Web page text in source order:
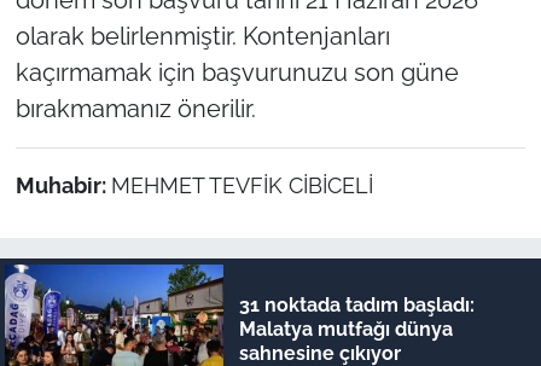
olarak belirlenmiştir. Kontenjanları
kaçırmamak için başvurunuzu son güne
bırakmamanız önerilir.
Muhabir: MEHMET TEVFİK CİBİCELİ
31 noktada tadım başladı:
Malatya mutfağı dünya
sahnesine çıkıyor